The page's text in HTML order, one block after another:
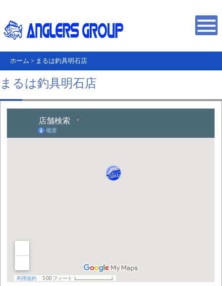
ホーム > まるは釣具明石店
まるは釣具明石店